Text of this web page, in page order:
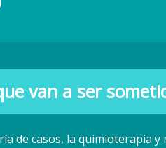
van a ser
de casos, la quimioterapia